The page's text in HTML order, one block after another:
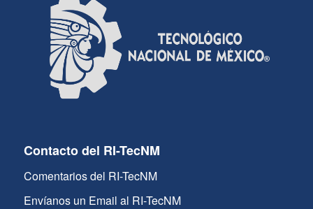
Contacto del RI-TecNM
Comentarios del RI-TecNM
Envíanos un Email al RI-TecNM